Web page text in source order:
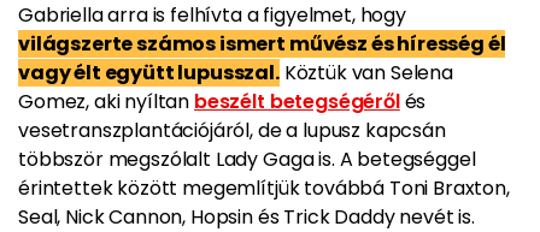
Gabriella arra is felhívta a figyelmet, hogy
világszerte számos ismert művész és híresség él
vagy élt együtt lupusszal.Köztük van Selena
Gomez, aki nyíltan beszélt betegségérőlés
vesetranszplantációjáról, de a lupusz kapcsán
többször megszólalt Lady Gaga is. A betegséggel
érintettek között megemlítjük továbbá Toni Braxton,
Seal, Nick Cannon, Hopsin és Trick Daddy nevét is.